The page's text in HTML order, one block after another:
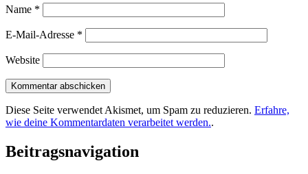
Name *
E-Mail-Adresse *
Website
Diese Seite verwendet Akismet, um Spam zu reduzieren. Erfahre,
wie deine Kommentardaten verarbeitet werden..
Beitragsnavigation